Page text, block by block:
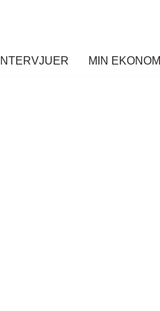
INTERVJUER MIN EKONOMI